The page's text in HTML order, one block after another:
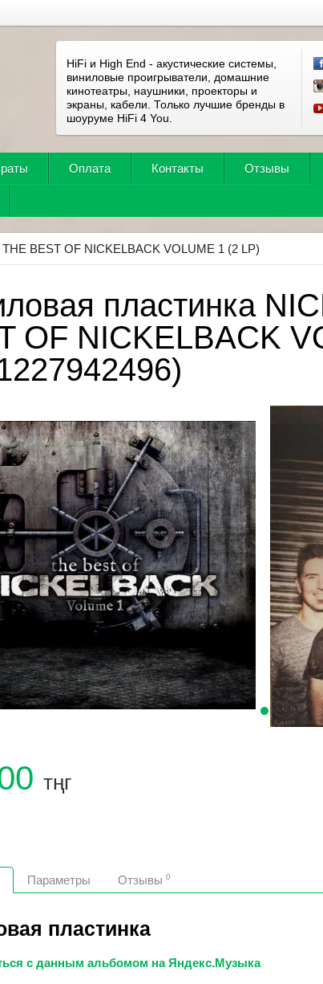
HiFi и High End - акустические системы,
виниловые проигрыватели, домашние
кинотеатры, наушники, проекторы и
экраны, кабели. Только лучшие бренды в
шоуруме HiFi 4 You.
Оплата Контакты Отзывы
BEST OF NICKELBACK VOLUME 1 (2 LP)
пластинка
OF NICKELBACK
тңг
Параметры Отзывы 0
пластинка
с данным альбомом на Яндекс.Музыка